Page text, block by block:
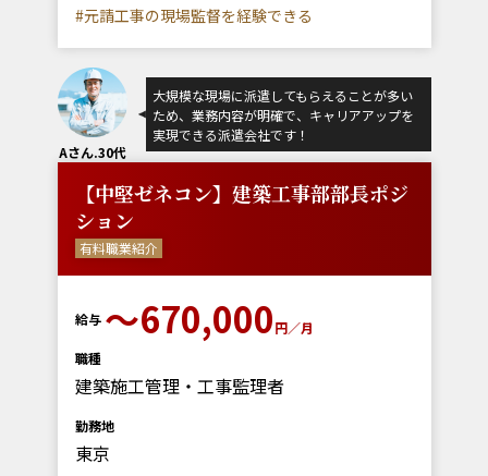
#元請工事の現場監督を経験できる
Aさん.30代
大規模な現場に派遣してもらえることが多い
ため、業務内容が明確で、キャリアアップを
実現できる派遣会社です！
【中堅ゼネコン】建築工事部部長ポジ
ション
有料職業紹介
給与 〜670,000円／月
職種
建築施工管理・工事監理者
勤務地
東京